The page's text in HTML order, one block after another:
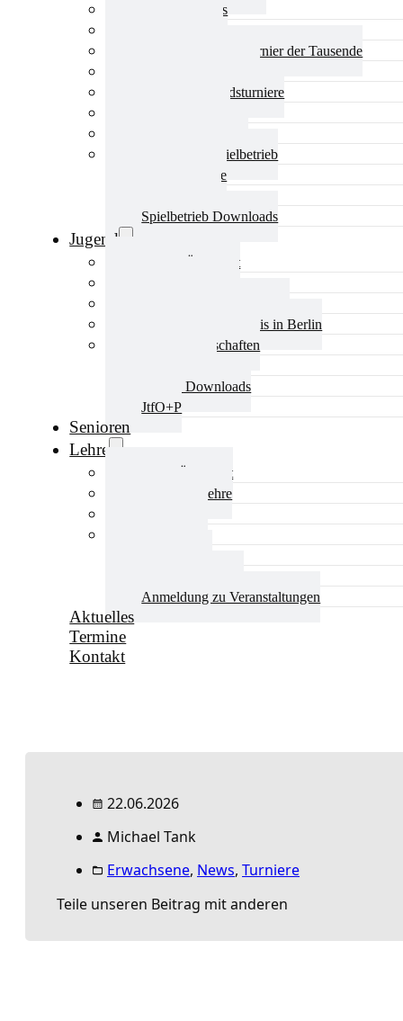
BEM & Qualis
TTT – Tischtennisturnier der Tausende
Weitere Verbandsturniere
Mannschaftsspielbetrieb
Vereinsturniere
Spielbetrieb Downloads
Jugend
Jugend Übersicht
Schulsport Tischtennis in Berlin
mini-Meisterschaften
Jugend Downloads
JtfO+P
Senioren
Lehre
Lehre Übersicht
Aktuelles Lehre
Anmeldung zu Veranstaltungen
Aktuelles
Termine
Kontakt
22.06.2026
Michael Tank
Erwachsene, News, Turniere
Teile unseren Beitrag mit anderen